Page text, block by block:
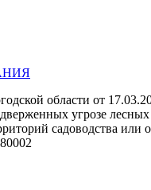
области от
угрозе
садоводства